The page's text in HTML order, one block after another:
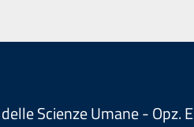
Scienze Umane - Opz.